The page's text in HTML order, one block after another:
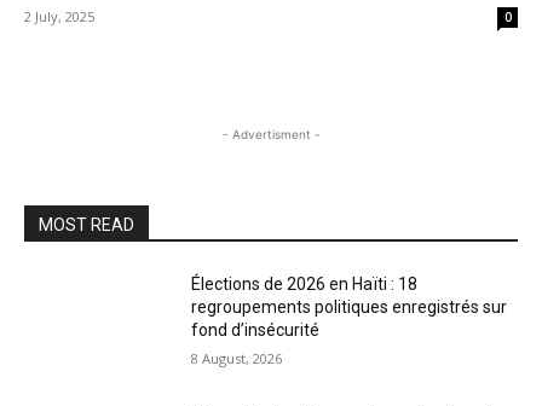
2 July, 2025 0
- Advertisment -
MOST READ
Élections de 2026 en Haïti : 18
regroupements politiques enregistrés sur
fond d’insécurité
8 August, 2026